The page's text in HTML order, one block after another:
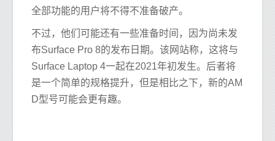
全部功能的用户将不得不准备破产。
不过，他们可能还有一些准备时间，因为尚未发
布Surface Pro 8的发布日期。该网站称，这将与
Surface Laptop 4一起在2021年初发生。后者将
是一个简单的规格提升，但是相比之下，新的AM
D型号可能会更有趣。